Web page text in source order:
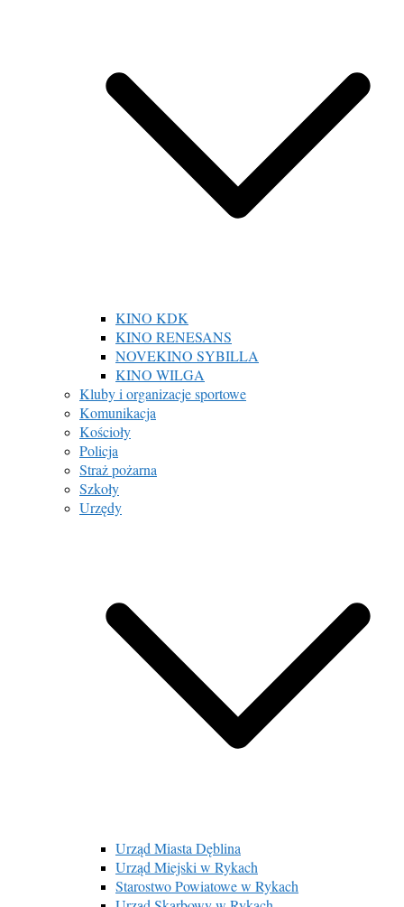
KINO KDK
KINO RENESANS
NOVEKINO SYBILLA
KINO WILGA
Kluby i organizacje sportowe
Komunikacja
Kościoły
Policja
Straż pożarna
Szkoły
Urzędy
Urząd Miasta Dęblina
Urząd Miejski w Rykach
Starostwo Powiatowe w Rykach